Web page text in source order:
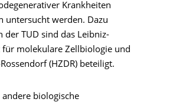
Krankheiten
untersucht werden. Dazu
der TUD sind das Leibniz-
für molekulare Zellbiologie und
(HZDR) beteiligt.
biologische